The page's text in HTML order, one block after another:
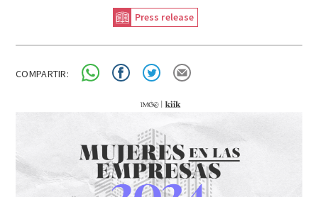
Press release
COMPARTIR: